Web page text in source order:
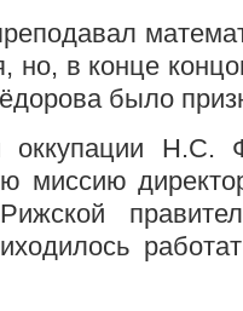
но, в конце
было
Н.С.
миссию